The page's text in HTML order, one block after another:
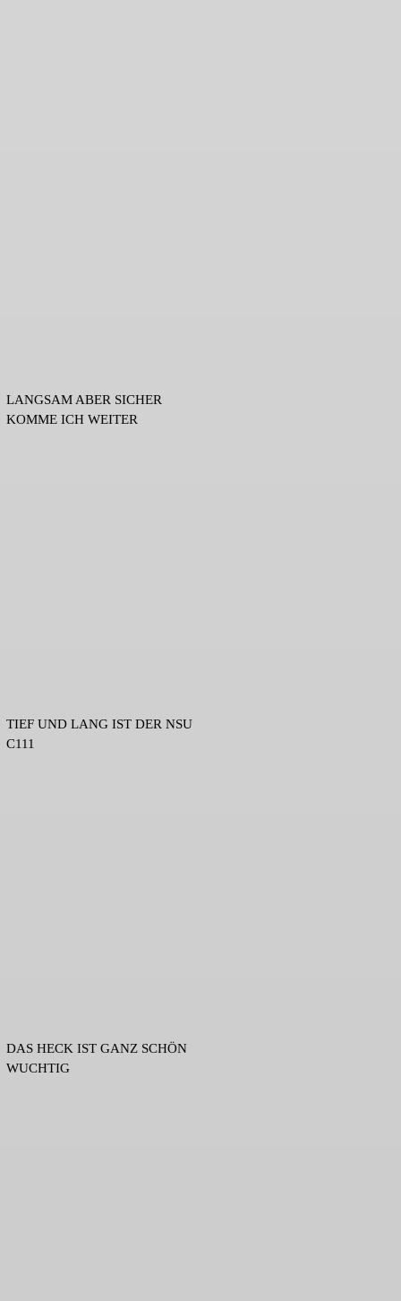
LANGSAM ABER SICHER
KOMME ICH WEITER
TIEF UND LANG IST DER NSU
C111
DAS HECK IST GANZ SCHÖN
WUCHTIG